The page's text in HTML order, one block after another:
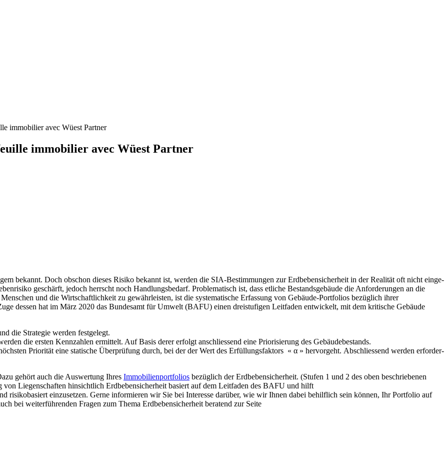
immobilier avec Wüest Partner
immobilier avec Wüest Partner
bekannt. Doch obschon dieses Risiko bekannt ist, werden die SIA-Bestimmungen zur Erdbebensicherheit in der Realität oft nicht einge­
geschärft, jedoch herrscht noch Handlungsbedarf. Problematisch ist, dass etliche Bestandsgebäude die Anforderungen an die
und die Wirtschaftlichkeit zu gewähr­leisten, ist die syste­ma­tische Erfassung von Gebäude-Portfolios bezüglich ihrer
dessen hat im März 2020 das Bundesamt für Umwelt (BAFU) einen dreis­tu­figen Leitfaden entwi­ckelt, mit dem kritische Gebäude
die Strategie werden festgelegt.
die ersten Kennzahlen ermittelt. Auf Basis derer erfolgt anschliessend eine Priorisierung des Gebäudebestands.
Priorität eine statische Überprüfung durch, bei der der Wert des Erfüllungsfaktors « α » hervorgeht. Abschliessend werden erfor­der­
gehört auch die Auswertung Ihres Immobilienportfolios bezüglich der Erdbebensicherheit. (Stufen 1 und 2 des oben beschrie­benen
Liegenschaften hinsichtlich Erdbebensicherheit basiert auf dem Leitfaden des BAFU und hilft
risiko­ba­siert einzu­setzen. Gerne infor­mieren wir Sie bei Interesse darüber, wie wir Ihnen dabei behil­flich sein können, Ihr Portfolio auf
bei weiterfüh­renden Fragen zum Thema Erdbebensicherheit beratend zur Seite